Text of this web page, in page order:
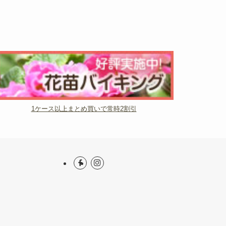
1ケース以上まとめ買いで常時2割引